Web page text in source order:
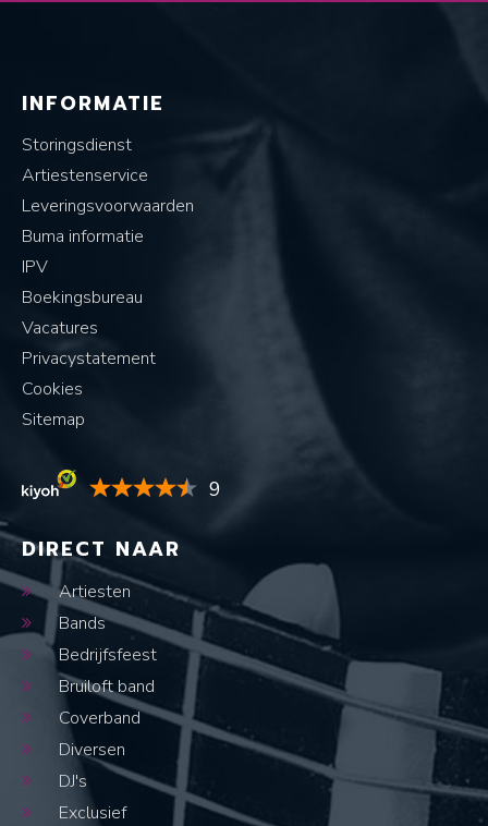
INFORMATIE
Storingsdienst
Artiestenservice
Leveringsvoorwaarden
Buma informatie
IPV
Boekingsbureau
Vacatures
Privacystatement
Cookies
Sitemap
9
DIRECT NAAR
Artiesten
Bands
Bedrijfsfeest
Bruiloft band
Coverband
Diversen
DJ's
Exclusief